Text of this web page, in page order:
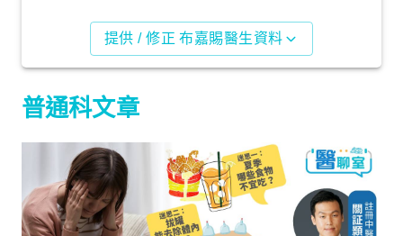
提供 / 修正 布嘉賜醫生資料
普通科文章